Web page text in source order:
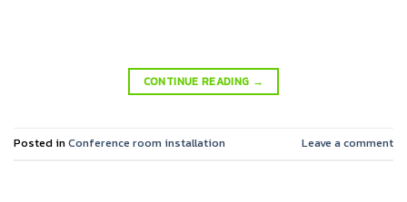
CONTINUE READING →
Posted inConference room installation Leave a comment